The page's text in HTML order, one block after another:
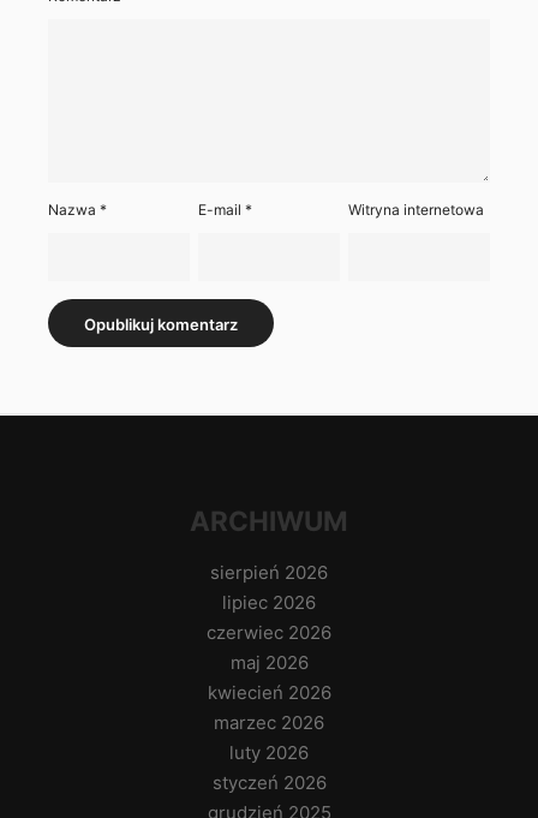
Nazwa * E-mail* Witryna internetowa
ARCHIWUM
sierpień 2026
lipiec 2026
czerwiec 2026
maj 2026
kwiecień 2026
marzec 2026
luty 2026
styczeń 2026
grudzień 2025